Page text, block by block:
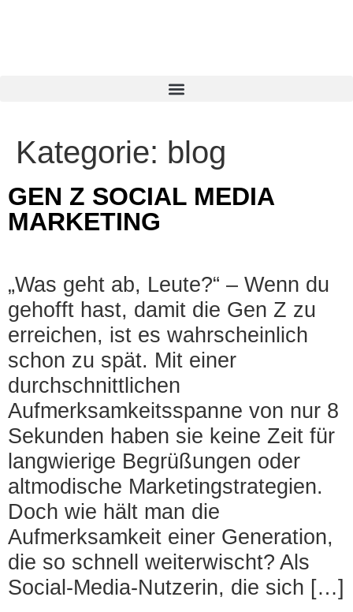
Kategorie: blog
GEN Z SOCIAL MEDIA
MARKETING
„Was geht ab, Leute?“ – Wenn du
gehofft hast, damit die Gen Z zu
erreichen, ist es wahrscheinlich
schon zu spät. Mit einer
durchschnittlichen
Aufmerksamkeitsspanne von nur 8
Sekunden haben sie keine Zeit für
langwierige Begrüßungen oder
altmodische Marketingstrategien.
Doch wie hält man die
Aufmerksamkeit einer Generation,
die so schnell weiterwischt? Als
Social-Media-Nutzerin, die sich […]